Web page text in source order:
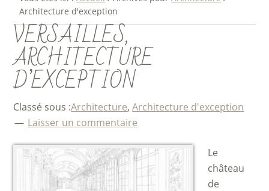
Architecture d'exception
VERSAILLES,
ARCHITECTURE
D’EXCEPTION
Classé sous :Architecture,Architecture d'exception
Laisser un commentaire
Le
château
de